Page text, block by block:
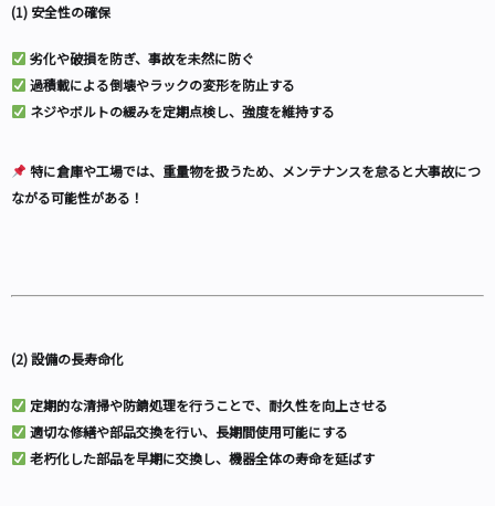
(1) 安全性の確保
劣化や破損を防ぎ、事故を未然に防ぐ
過積載による倒壊やラックの変形を防止する
ネジやボルトの緩みを定期点検し、強度を維持する
特に倉庫や工場では、重量物を扱うため、メンテナンスを怠ると大事故につ
ながる可能性がある！
(2) 設備の長寿命化
定期的な清掃や防錆処理を行うことで、耐久性を向上させる
適切な修繕や部品交換を行い、長期間使用可能にする
老朽化した部品を早期に交換し、機器全体の寿命を延ばす